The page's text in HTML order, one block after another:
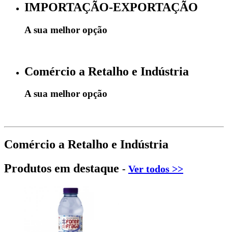
IMPORTAÇÃO-EXPORTAÇÃO
A sua melhor opção
Comércio a Retalho e Indústria
A sua melhor opção
Comércio a Retalho e Indústria
Produtos em destaque - Ver todos >>